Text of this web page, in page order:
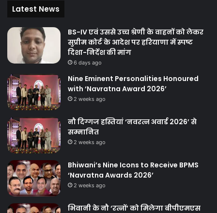
Latest News
BS-IV एवं उससे उच्च श्रेणी के वाहनों को लेकर
सुप्रीम कोर्ट के आदेश पर हरियाणा में स्पष्ट
दिशा-निर्देश की मांग
6 days ago
Nine Eminent Personalities Honoured
with ‘Navratna Award 2026’
2 weeks ago
नौ दिग्गज हस्तियां ‘नवरत्न अवार्ड 2026’ से
सम्मानित
2 weeks ago
Bhiwani’s Nine Icons to Receive BPMS
‘Navratna Awards 2026’
2 weeks ago
भिवानी के नौ ‘रत्नों’ को मिलेगा बीपीएमएस